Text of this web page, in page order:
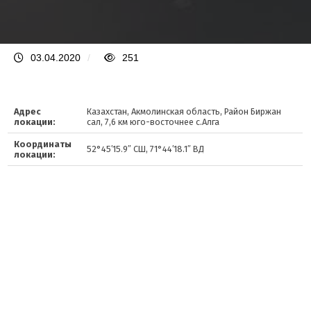
03.04.2020 / 251
Адрес
локации:
Казахстан, Акмолинская область, Район Биржан
сал, 7,6 км юго-восточнее с.Алга
Координаты
локации:
52°45′15.9″ СШ, 71°44′18.1″ ВД